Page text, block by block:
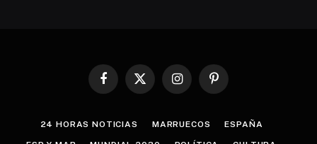
Facebook
X
InstagramPinterest
24 HORAS NOTICIAS MARRUECOS ESPAÑA